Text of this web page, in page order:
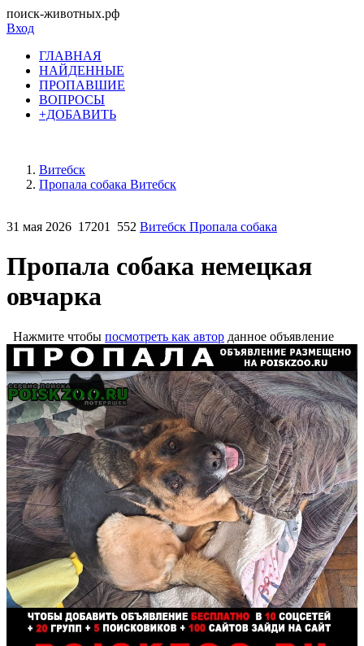
поиск-животных.рф
Вход
ГЛАВНАЯ
НАЙДЕННЫЕ
ПРОПАВШИЕ
ВОПРОСЫ
+ДОБАВИТЬ
Витебск
Пропала собака Витебск
31 мая 2026 17201 552 Витебск Пропала собака
Пропала собака немецкая
овчарка
Нажмите чтобы посмотреть как автор данное объявление